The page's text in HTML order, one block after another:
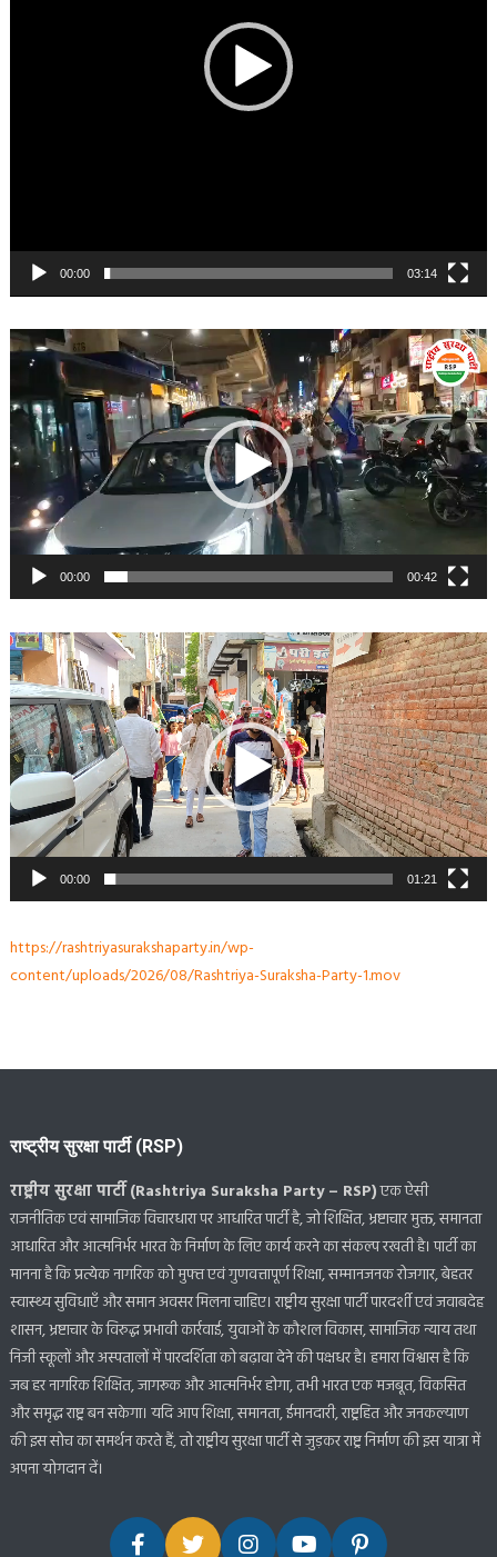
00:00 03:14
Video
Player
00:00 00:42
Video
Player
00:00 01:21
https://rashtriyasurakshaparty.in/wp-
content/uploads/2026/08/Rashtriya-Suraksha-Party-1.mov
राष्ट्रीय सुरक्षा पार्टी (RSP)
राष्ट्रीय सुरक्षा पार्टी (Rashtriya Suraksha Party – RSP)एक ऐसी
राजनीतिक एवं सामाजिक विचारधारा पर आधारित पार्टी है, जो शिक्षित, भ्रष्टाचार मुक्त, समानता
आधारित और आत्मनिर्भर भारत के निर्माण के लिए कार्य करने का संकल्प रखती है। पार्टी का
मानना है कि प्रत्येक नागरिक को मुफ्त एवं गुणवत्तापूर्ण शिक्षा, सम्मानजनक रोजगार, बेहतर
स्वास्थ्य सुविधाएँ और समान अवसर मिलना चाहिए। राष्ट्रीय सुरक्षा पार्टी पारदर्शी एवं जवाबदेह
शासन, भ्रष्टाचार के विरुद्ध प्रभावी कार्रवाई, युवाओं के कौशल विकास, सामाजिक न्याय तथा
निजी स्कूलों और अस्पतालों में पारदर्शिता को बढ़ावा देने की पक्षधर है। हमारा विश्वास है कि
जब हर नागरिक शिक्षित, जागरूक और आत्मनिर्भर होगा, तभी भारत एक मजबूत, विकसित
और समृद्ध राष्ट्र बन सकेगा। यदि आप शिक्षा, समानता, ईमानदारी, राष्ट्रहित और जनकल्याण
की इस सोच का समर्थन करते हैं, तो राष्ट्रीय सुरक्षा पार्टी से जुड़कर राष्ट्र निर्माण की इस यात्रा में
अपना योगदान दें।